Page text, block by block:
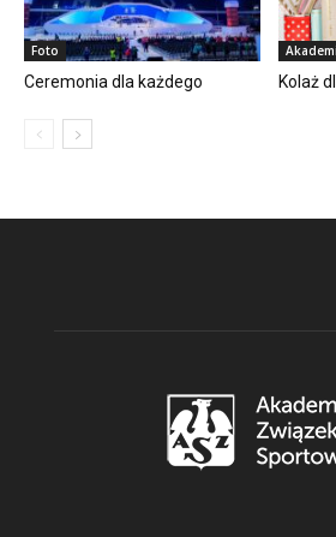
Foto
Ceremonia dla każdego Kolaż